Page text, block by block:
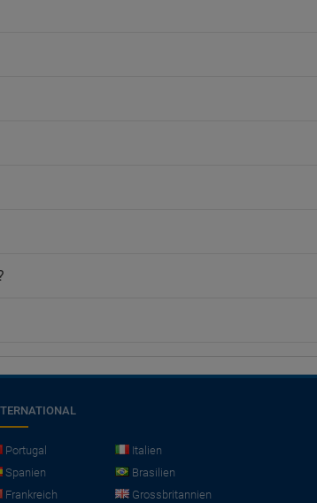
Portugal
Italien
Spanien
Brasilien
Frankreich
Grossbritannien